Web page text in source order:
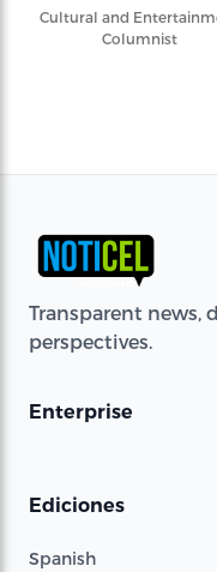
Cultural and
Columnist
Transparent news,
perspectives.
Enterprise
Ediciones
Spanish